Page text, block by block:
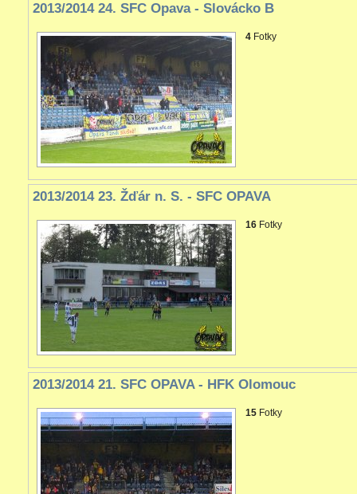
2013/2014 24. SFC Opava - Slovácko B
4 Fotky
2013/2014 23. Žďár n. S. - SFC OPAVA
16 Fotky
2013/2014 21. SFC OPAVA - HFK Olomouc
15 Fotky